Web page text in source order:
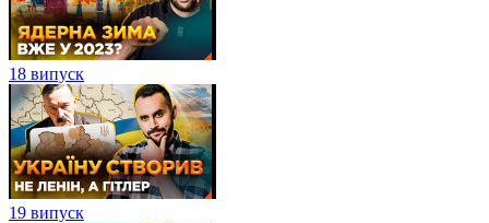
18 випуск
19 випуск